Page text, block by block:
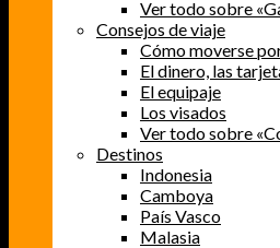
Ver todo sobre
Consejos de viaje
Cómo moverse
El dinero, las
El equipaje
Los visados
Ver todo sobre
Destinos
Indonesia
Camboya
País Vasco
Malasia